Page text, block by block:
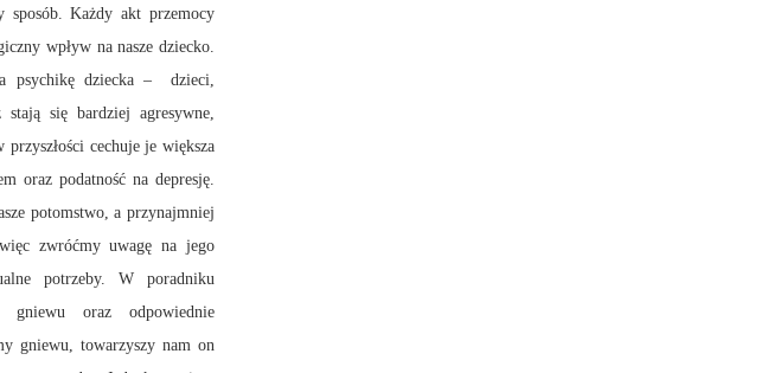
sposób. Każdy akt przemocy
wpływ na nasze dziecko.
psychikę dziecka – dzieci,
się bardziej agresywne,
przyszłości cechuje je większa
oraz podatność na depresję.
potomstwo, a przynajmniej
zwróćmy uwagę na jego
potrzeby. W poradniku
gniewu oraz odpowiednie
gniewu, towarzyszy nam on